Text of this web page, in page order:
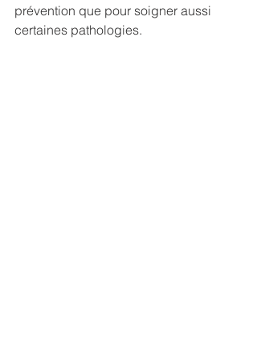
prévention que pour soigner aussi
certaines pathologies.